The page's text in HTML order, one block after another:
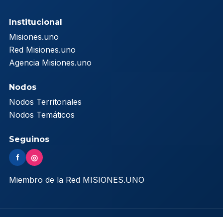
Institucional
Misiones.uno
Red Misiones.uno
Agencia Misiones.uno
Nodos
Nodos Territoriales
Nodos Temáticos
Seguinos
f ◎
Miembro de la Red MISIONES.UNO